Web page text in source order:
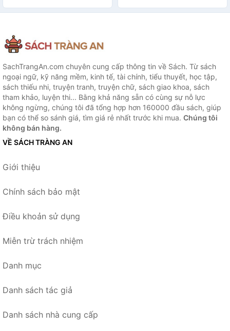
SachTrangAn.com chuyên cung cấp thông tin về Sách. Từ sách
ngoại ngữ, kỹ năng mềm, kinh tế, tài chính, tiểu thuyết, học tập,
sách thiếu nhi, truyện tranh, truyện chữ, sách giao khoa, sách
tham khảo, luyện thi... Bằng khả năng sẵn có cùng sự nỗ lực
không ngừng, chúng tôi đã tổng hợp hơn 160000 đầu sách, giúp
bạn có thể so sánh giá, tìm giá rẻ nhất trước khi mua. Chúng tôi
không bán hàng.
VỀ SÁCH TRÀNG AN
Giới thiệu
Chính sách bảo mật
Điều khoản sử dụng
Miễn trừ trách nhiệm
Danh mục
Danh sách tác giả
Danh sách nhà cung cấp